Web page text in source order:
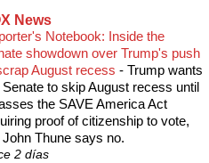
News
Notebook: Inside the
showdown over Trump's push
August recess - Trump wants
Senate to skip August recess until
the SAVE America Act
proof of citizenship to vote,
John Thune says no.
2 días